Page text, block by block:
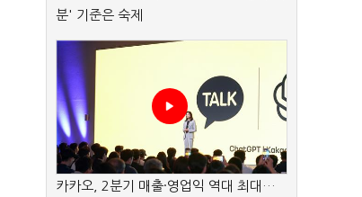
분' 기준은 숙제
카카오, 2분기 매출·영업익 역대 최대…